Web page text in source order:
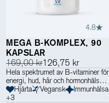
4.8
MEGA B-KOMPLEX, 90
KAPSLAR
169,00 kr126,75 kr
Hela spektrumet av B-vitaminer för
energi, hud, hår och hormonhälsan
Hjärta
Vegansk
Immunhälsa
+3